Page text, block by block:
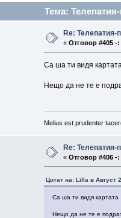
Тема:
Re: Телепатия-
«Отговор #405 -:
Са ша ти видя
Нещо да не те е
Melius est prudenter
Re: Телепатия-
«Отговор #406 -:
Цитат на: Lilla в Август
Са ша ти видя
Нещо да не те е